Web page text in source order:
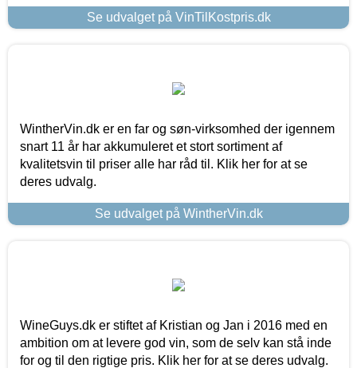
Se udvalget på VinTilKostpris.dk
WintherVin.dk er en far og søn-virksomhed der igennem
snart 11 år har akkumuleret et stort sortiment af
kvalitetsvin til priser alle har råd til. Klik her for at se
deres udvalg.
Se udvalget på WintherVin.dk
WineGuys.dk er stiftet af Kristian og Jan i 2016 med en
ambition om at levere god vin, som de selv kan stå inde
for og til den rigtige pris. Klik her for at se deres udvalg.